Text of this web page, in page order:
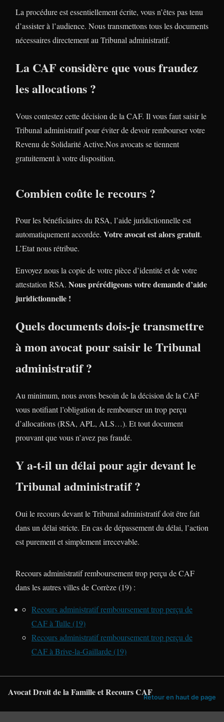
La procédure est essentiellement écrite, vous n’êtes pas tenu
d’assister à l’audience. Nous transmettons tous les documents
nécessaires directement au Tribunal administratif.
La CAF considère que vous fraudez
les allocations ?
Vous contestez cette décision de la CAF. Il vous faut saisir le
Tribunal administratif pour éviter de devoir rembourser votre
Revenu de Solidarité Active.Nos avocats se tiennent
gratuitement à votre disposition.
Combien coûte le recours ?
Pour les bénéficiaires du RSA, l’aide juridictionnelle est
automatiquement accordée. Votre avocat est alors gratuit.
L’Etat nous rétribue.
Envoyez nous la copie de votre pièce d’identité et de votre
attestation RSA. Nous prérédigeons votre demande d’aide
juridictionnelle !
Quels documents dois-je transmettre
à mon avocat pour saisir le Tribunal
administratif ?
Au minimum, nous avons besoin de la décision de la CAF
vous notifiant l’obligation de rembourser un trop perçu
d’allocations (RSA, APL, ALS…). Et tout document
prouvant que vous n’avez pas fraudé.
Y a-t-il un délai pour agir devant le
Tribunal administratif ?
Oui le recours devant le Tribunal administratif doit être fait
dans un délai stricte. En cas de dépassement du délai, l’action
est purement et simplement irrecevable.
Recours administratif remboursement trop perçu de CAF
dans les autres villes de Corrèze (19) :
Recours administratif remboursement trop perçu de
CAF à Tulle (19)
Recours administratif remboursement trop perçu de
CAF à Brive-la-Gaillarde (19)
Avocat Droit de la Famille et Recours CAFRetour en haut de page